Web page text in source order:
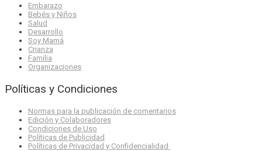
Embarazo
Bebés y Niños
Salud
Desarrollo
Soy Mamá
Crianza
Familia
Organizaciones
Políticas y Condiciones
Normas para la publicación de comentarios
Edición y Colaboradores
Condiciones de Uso
Políticas de Publicidad
Políticas de Privacidad y Confidencialidad